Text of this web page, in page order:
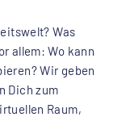
Was
allem: Wo kann
Wir geben
Dich zum
Raum,